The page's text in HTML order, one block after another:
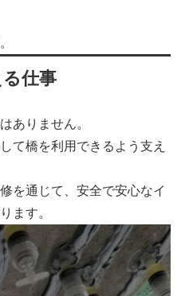
仕事
ありません。
て橋を利用できるよう支え
を通じて、安全で安心なイ
ます。